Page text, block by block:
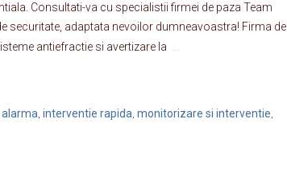
Consultati-va cu specialistii firmei de paza Team
securitate, adaptata nevoilor dumneavoastra! Firma de
antiefractie si avertizare la
, interventie rapida, monitorizare si interventie,